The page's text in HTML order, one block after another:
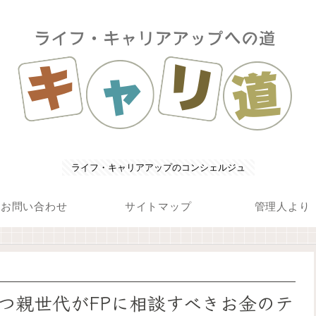
ライフ・キャリアアップのコンシェルジュ
お問い合わせ サイトマップ 管理人より
親世代がFPに相談すべきお金のテ